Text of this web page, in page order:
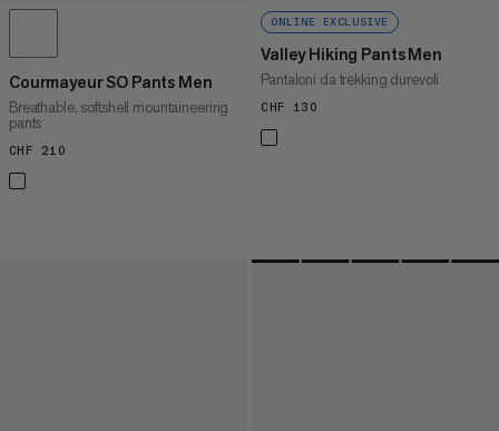
Courmayeur SO Pants Men
Breathable, softshell mountaineering
pants
CHF 210
ONLINE EXCLUSIVE
Valley Hiking Pants Men
Pantaloni da trekking durevoli
CHF 130